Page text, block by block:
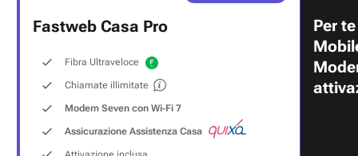
Fastweb Casa Pro
Fibra Ultraveloce
Chiamate illimitate
Modem Seven con Wi‑Fi 7
Assicurazione Assistenza Casa
Per